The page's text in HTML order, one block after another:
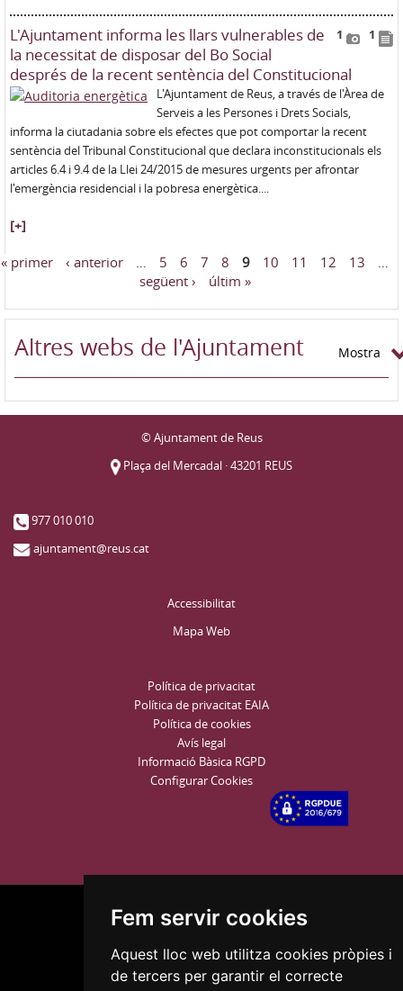
Fem servir cookies
Aquest lloc web utilitza cookies pròpies i
de tercers per garantir el correcte
1 1
L'Ajuntament informa les llars vulnerables de
la necessitat de disposar del Bo Social
després de la recent sentència del Constitucional
L'Ajuntament de Reus, a través de l'Àrea de
Serveis a les Persones i Drets Socials,
informa la ciutadania sobre els efectes que pot comportar la recent
sentència del Tribunal Constitucional que declara inconstitucionals els
articles 6.4 i 9.4 de la Llei 24/2015 de mesures urgents per afrontar
l'emergència residencial i la pobresa energètica....
[+]
« primer ‹ anterior … 5 6 7 8 9 10 11 12 13
…
següent ›
últim »
Altres webs de l'Ajuntament Mostra
© Ajuntament de Reus
Plaça del Mercadal · 43201 REUS
977 010 010
ajuntament@reus.cat
Accessibilitat
Mapa Web
Política de privacitat
Política de privacitat EAIA
Política de cookies
Avís legal
Informació Bàsica RGPD
Configurar Cookies